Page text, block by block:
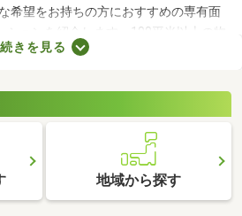
希望をお持ちの方におすすめの専有面
ションを紹介します。100平米以上の物
暮らす広さとして最適。立地や物件設
続きを見る
地域から探す